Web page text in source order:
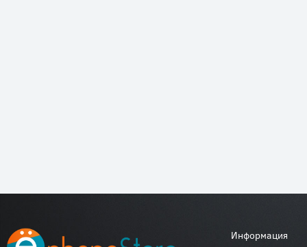
Информация